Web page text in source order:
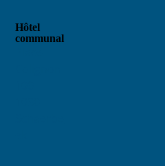
Hôtel
communal